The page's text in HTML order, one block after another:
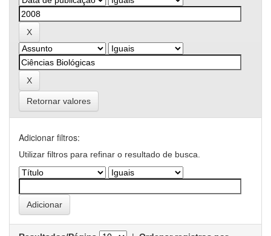
Retornar valores
Adicionar filtros:
Utilizar filtros para refinar o resultado de busca.